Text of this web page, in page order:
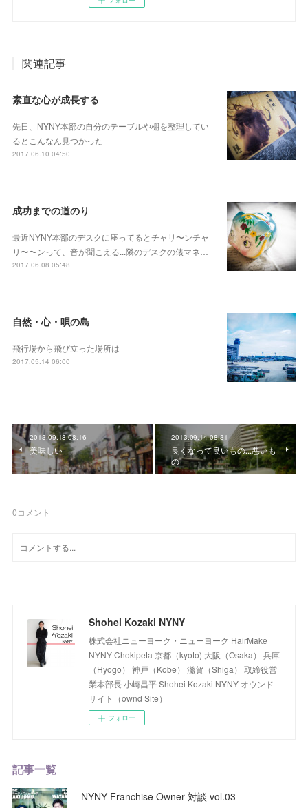
関連記事
素直な心が成長する
先日、NYNY本部の自分のテーブルや棚を整理してい
るとこんなん見つかった
2017.06.10 04:50
成功までの道のり
最近NYNY本部のデスクに座ってるとチャリ〜ンチャ
リ〜〜ンって、音が聞こえる...隣のデスクの俵マネ…
2017.06.08 05:48
自然・心・唄の島
飛行場から飛び立った場所は
2017.05.14 06:00
2013.09.18 08:16
美味しい
2013.09.14 08:31
良くなって良いもの...悪いも
の
0コメント
Shohei Kozaki NYNY
株式会社ニューヨーク・ニューヨーク HairMake
NYNY Chokipeta 京都（kyoto) 大阪（Osaka） 兵庫
（Hyogo） 神戸（Kobe） 滋賀（Shiga） 取締役営
業本部長 小崎昌平 Shohei Kozaki NYNY オウンド
サイト（ownd Site）
フォロー
記事一覧
NYNY Franchise Owner 対談 vol.03